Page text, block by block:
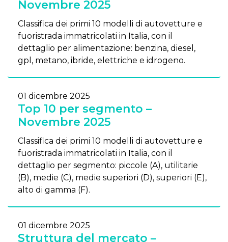
Novembre 2025
Classifica dei primi 10 modelli di autovetture e
fuoristrada immatricolati in Italia, con il
dettaglio per alimentazione: benzina, diesel,
gpl, metano, ibride, elettriche e idrogeno.
01 dicembre 2025
Top 10 per segmento –
Novembre 2025
Classifica dei primi 10 modelli di autovetture e
fuoristrada immatricolati in Italia, con il
dettaglio per segmento: piccole (A), utilitarie
(B), medie (C), medie superiori (D), superiori (E),
alto di gamma (F).
01 dicembre 2025
Struttura del mercato –